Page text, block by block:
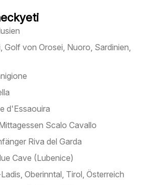
Golf von Orosei, Nuoro, Sardinien,
d'Essaouira
Scalo Cavallo
Riva del Garda
Cave (Lubenice)
Oberinntal, Tirol, Österreich